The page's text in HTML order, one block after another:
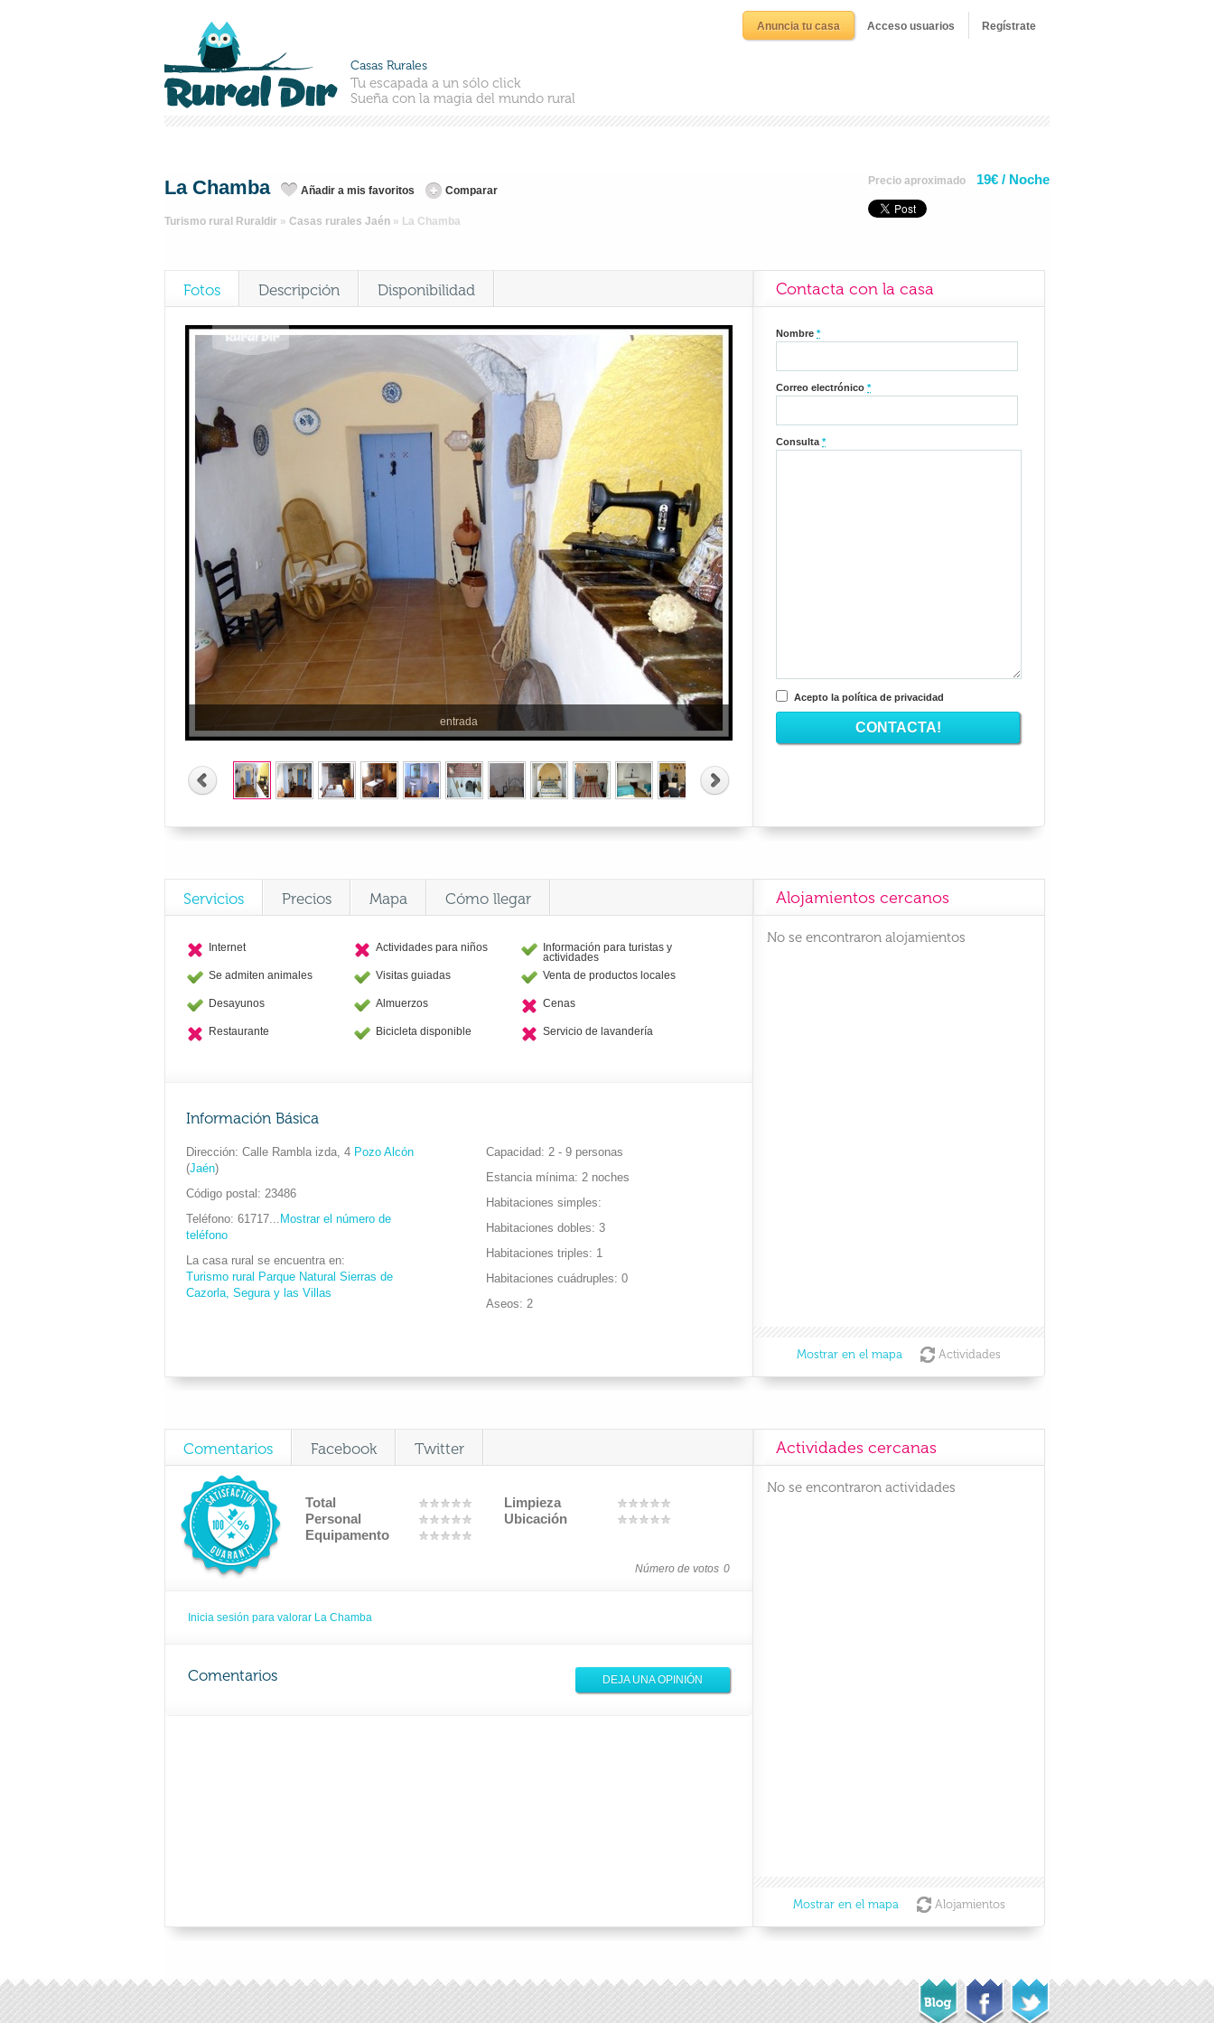
Casas Rurales
Tu escapada a un sólo click
Sueña con la magia del mundo rural
Anuncia tu casa Acceso usuarios Regístrate
La Chamba Añadir a mis favoritos Comparar
Turismo rural Ruraldir » Casas rurales Jaén » La Chamba
Precio aproximado 19€ / Noche
Fotos Descripción Disponibilidad
entrada
Contacta con la casa
Nombre*
Correo electrónico*
Consulta*
Acepto la política de privacidad
Servicios Precios Mapa Cómo llegar
Internet Actividades para niños Información para turistas y
actividades
Se admiten animales
Visitas guiadas Venta de productos locales
Desayunos Almuerzos Cenas
Restaurante Bicicleta disponible Servicio de lavandería
Información Básica
Dirección Calle Rambla izda, 4 Pozo Alcón
(Jaén)
Código postal
23486
Teléfono 61717... Mostrar el número de
teléfono
La casa rural se encuentra en
Turismo rural Parque Natural Sierras de
Cazorla, Segura y las Villas
Capacidad
2 - 9 personas
Estancia mínima 2 noches
Habitaciones simples
Habitaciones dobles
3
Habitaciones triples
1
Habitaciones cuádruples
0
Aseos
2
Alojamientos cercanos
No se encontraron alojamientos
Mostrar en el mapa Actividades
Comentarios Facebook Twitter
Total
Limpieza
Personal
Ubicación
Equipamento
Número de votos 0
Inicia sesión para valorar La Chamba
Comentarios DEJA UNA OPINIÓN
Actividades cercanas
No se encontraron actividades
Mostrar en el mapa Alojamientos